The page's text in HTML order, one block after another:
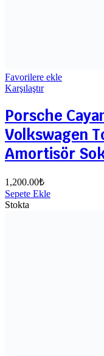
Favorilere ekle
Karşılaştır
Porsche
Volkswagen
Amortisör
1,200.00₺
Sepete Ekle
Stokta